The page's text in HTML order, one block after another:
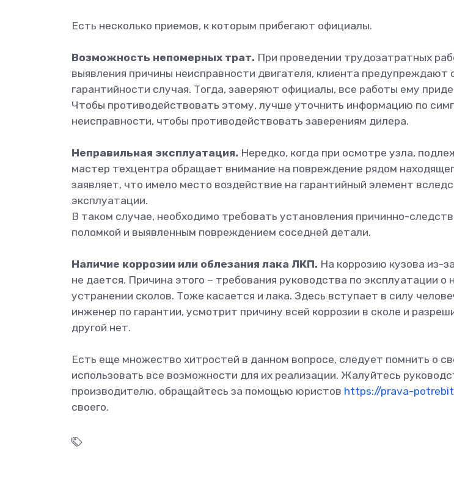
Есть несколько приемов, к которым прибегают официалы.
Возможность непомерных трат. При проведении трудозатратных
выявления причины неисправности двигателя, клиента предупреждают
гарантийности случая. Тогда, заверяют официалы, все работы ему
Чтобы противодействовать этому, лучше уточнить информацию по
неисправности, чтобы противодействовать заверениям дилера.
Неправильная эксплуатация. Нередко, когда при осмотре узла,
мастер техцентра обращает внимание на повреждение рядом
заявляет, что имело место воздействие на гарантийный элемент
эксплуатации.
В таком случае, необходимо требовать установления причинно-
поломкой и выявленным повреждением соседней детали.
Наличие коррозии или облезания лака ЛКП. На коррозию кузова из-
не дается. Причина этого – требования руководства по эксплуатации о
устранении сколов. Тоже касается и лака. Здесь вступает в силу
инженер по гарантии, усмотрит причину всей коррозии в сколе и
другой нет.
Есть еще множество хитростей в данном вопросе, следует помнить о
использовать все возможности для их реализации. Жалуйтесь
производителю, обращайтесь за помощью юристов https://prava-
своего.